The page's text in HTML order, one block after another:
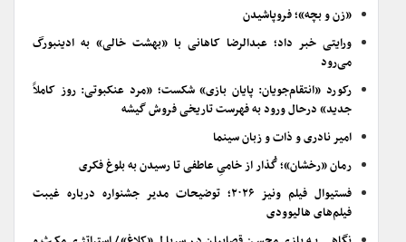
«زن و بچه»؛ فروپاشیدن
ورایتی خبر داد؛ عبدالرضا کاهانی با «بهشت خالی» به ادینبورگ
می‌رود
رکورد «انتقام‌جویان: پایان بازی» شکست؛ «مرد عنکبوتی: روز کاملاً
جدید» درحال ورود به فهرست تاریخی فروش گیشه
امیر نادری و ذات و زبان سینما
رمان «رخشان»؛ گُذار از خامیِ عاطفی تا رسیدن به بلوغ فکری
فستیوال فیلم ونیز ۲۰۲۶؛ توضیحات مدیر جشنواره درباره غیبت
فیلم‌های هالیوودی